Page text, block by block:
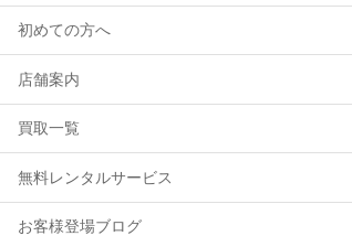
初めての方へ
店舗案内
買取一覧
無料レンタルサービス
お客様登場ブログ